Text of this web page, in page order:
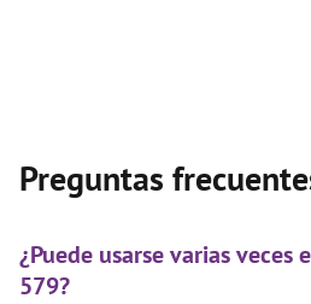
Preguntas
¿Puede usarse varias veces
579?